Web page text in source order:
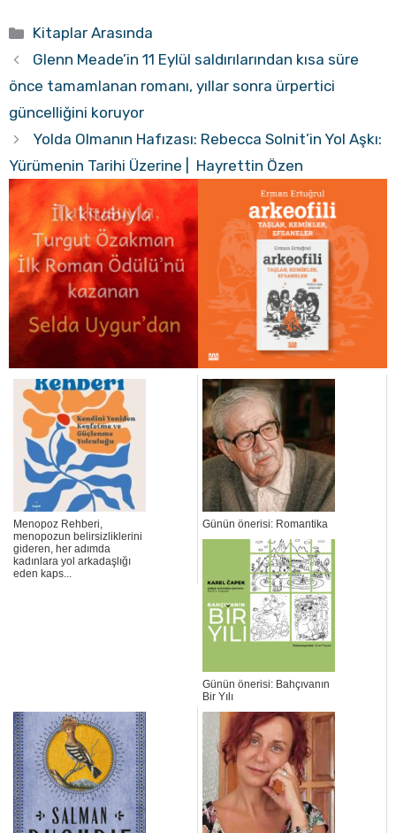
Kategoriler
Kitaplar Arasında
Glenn Meade’in 11 Eylül saldırılarından kısa süre
önce tamamlanan romanı, yıllar sonra ürpertici
güncelliğini koruyor
Yolda Olmanın Hafızası: Rebecca Solnit’in Yol Aşkı:
Yürümenin Tarihi Üzerine | Hayrettin Özen
Menopoz Rehberi,
menopozun belirsizliklerini
gideren, her adımda
kadınlara yol arkadaşlığı
eden kaps...
Günün önerisi: Romantika
Günün önerisi: Bahçıvanın
Bir Yılı